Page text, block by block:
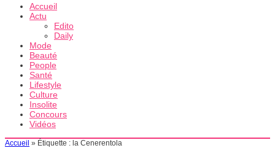
Accueil
Actu
Edito
Daily
Mode
Beauté
People
Santé
Lifestyle
Culture
Insolite
Concours
Vidéos
Accueil » Étiquette : la Cenerentola